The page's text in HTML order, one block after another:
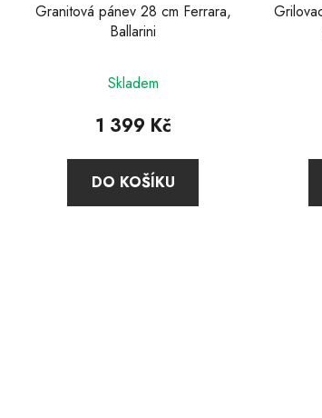
Granitová pánev 28 cm Ferrara,
Ballarini
Skladem
1 399 Kč
DO KOŠÍKU